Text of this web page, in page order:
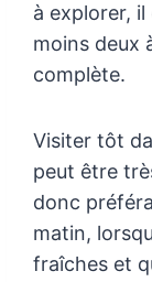
à explorer,
moins deux
complète.
Visiter tôt
peut être
donc
matin,
fraîches et